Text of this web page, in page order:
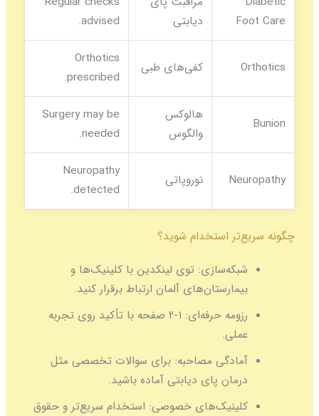
Foot Care
دیابتی
advised.
Orthotics کفی‌های طبی
Orthotics
prescribed.
Bunion
هالوکس
والگوس
Surgery may be
needed.
Neuropathy نوروپاتی
Neuropathy
detected.
چگونه سریع‌تر استخدام شوید؟
شبکه‌سازی: توی لینکدین با کلینیک‌ها و
بیمارستان‌های آلمان ارتباط برقرار کنید.
رزومه حرفه‌ای:
۱-۲ صفحه با تأکید روی تجربه
عملی.
آمادگی مصاحبه: برای سوالات تخصصی مثل
درمان پای دیابتی آماده باشید.
کلینیک‌های خصوصی: استخدام سریع‌تر و حقوق